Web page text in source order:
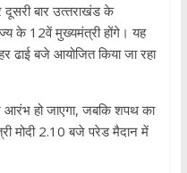
दूसरी बार उत्‍तराखंड के
के 12वें मुख्‍यमंत्री होंगे। यह
ढाई बजे आयोजित किया जा रहा
हो जाएगा, जबकि शपथ का
मोदी 2.10 बजे परेड मैदान में